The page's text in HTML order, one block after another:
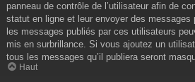
panneau de contrôle de l’utilisateur afin de
statut en ligne et leur envoyer des
les messages publiés par ces utilisateurs
mis en surbrillance. Si vous ajoutez un
tous les messages qu’il publiera seront
Haut